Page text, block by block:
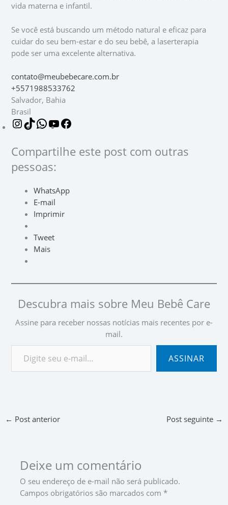
vida materna e infantil.
Se você está buscando um método natural e eficaz para
cuidar do seu bem-estar e do seu bebê, a laserterapia
pode ser uma excelente alternativa.
contato@meubebecare.com.br
+5571988533762
Salvador, Bahia
Brasil
Compartilhe este post com outras
pessoas:
WhatsApp
E-mail
Imprimir
Tweet
Mais
Descubra mais sobre Meu Bebê Care
Assine para receber nossas notícias mais recentes por e-
mail.
ASSINAR
← Post anterior Post seguinte →
Deixe um comentário
O seu endereço de e-mail não será publicado.
Campos obrigatórios são marcados com *